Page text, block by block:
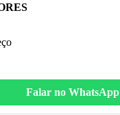
Falar no WhatsApp